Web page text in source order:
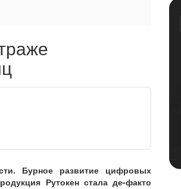
Бурное развитие цифровых
Рутокен стала де-факто